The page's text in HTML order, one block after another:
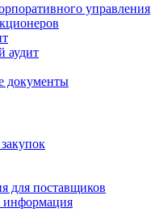
управления
аудит
документы
для поставщиков
информация